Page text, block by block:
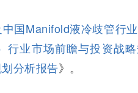
国Manifold液冷歧管行
行业市场前瞻与投资战
分析报告》。